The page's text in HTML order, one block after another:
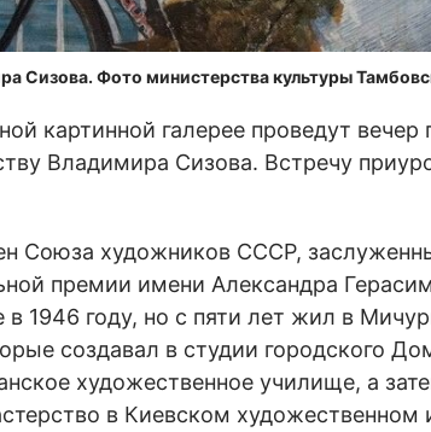
Сизова. Фото министерства культуры
картинной галерее проведут
Владимира Сизова. Встречу
Союза художников СССР,
премии имени Александра
в 1946 году, но с пяти лет жил в
создавал в студии городского
художественное училище, а
в Киевском художественном